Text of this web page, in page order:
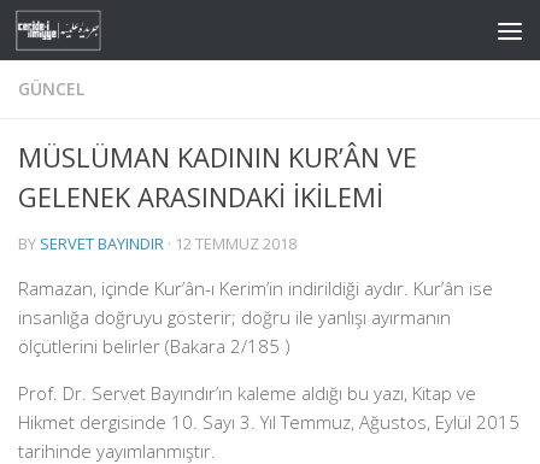
Skip to content
GÜNCEL
MÜSLÜMAN KADININ KUR’ÂN VE
GELENEK ARASINDAKİ İKİLEMİ
BY SERVET BAYINDIR · 12 TEMMUZ 2018
Ramazan, içinde Kur’ân-ı Kerim’in indirildiği aydır. Kur’ân ise
insanlığa doğruyu gösterir; doğru ile yanlışı ayırmanın
ölçütlerini belirler (Bakara 2/185 )
Prof. Dr. Servet Bayındır’ın kaleme aldığı bu yazı, Kitap ve
Hikmet dergisinde 10. Sayı 3. Yıl Temmuz, Ağustos, Eylül 2015
tarihinde yayımlanmıştır.